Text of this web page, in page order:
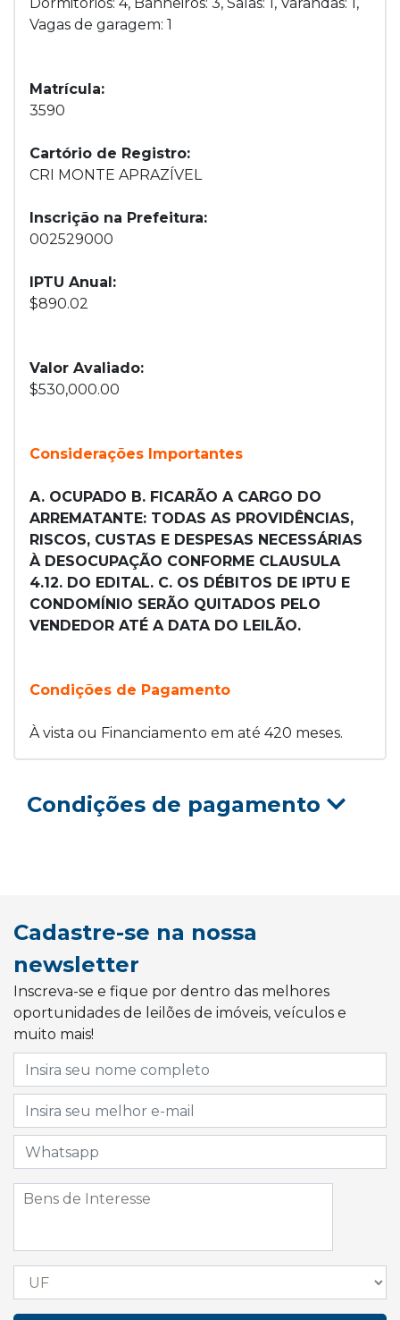
Vagas de garagem: 1
Matrícula:
3590
Cartório de Registro:
CRI MONTE APRAZÍVEL
Inscrição na Prefeitura:
002529000
IPTU Anual:
$890.02
Valor Avaliado:
$530,000.00
Considerações Importantes
A. OCUPADO B. FICARÃO A CARGO DO
ARREMATANTE: TODAS AS PROVIDÊNCIAS,
RISCOS, CUSTAS E DESPESAS NECESSÁRIAS
À DESOCUPAÇÃO CONFORME CLAUSULA
4.12. DO EDITAL. C. OS DÉBITOS DE IPTU E
CONDOMÍNIO SERÃO QUITADOS PELO
VENDEDOR ATÉ A DATA DO LEILÃO.
Condições de Pagamento
À vista ou Financiamento em até 420 meses.
Condições de pagamento
Cadastre-se na nossa
newsletter
Inscreva-se e fique por dentro das melhores
oportunidades de leilões de imóveis, veículos e
muito mais!